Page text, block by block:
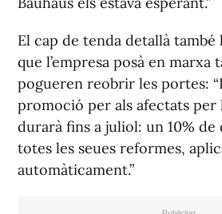
El cap de tenda detallà també
que l’empresa posà en
pogueren reobrir les portes:
promoció per als afectats per
durarà fins a juliol: un 10% de
totes les seues reformes,
automàticament.”